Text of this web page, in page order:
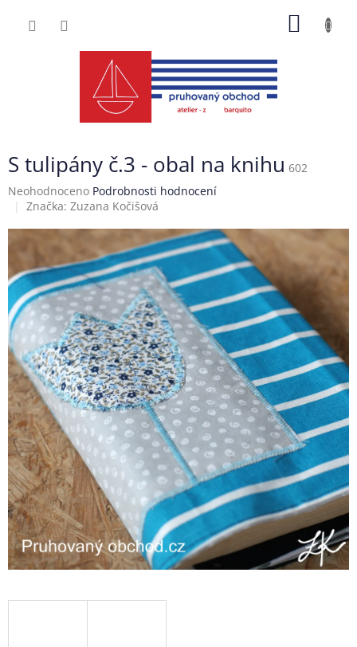
S tulipány č.3 - obal na knihu 602
Průměrné
hodnocení
0,0
z
5
hvězdiček.
Neohodnoceno Podrobnosti hodnocení
Značka: Zuzana Kočišová